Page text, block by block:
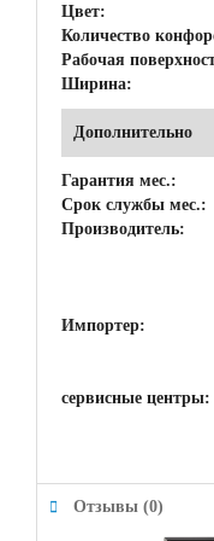
Цвет:
Количество
Рабочая
Ширина:
Дополнительно
Гарантия мес.:
Срок службы мес.:
Производитель:
Импортер:
сервисные центры:
Отзывы (0)